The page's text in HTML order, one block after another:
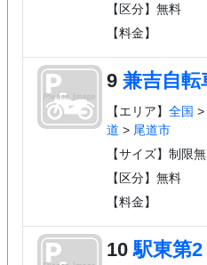
【区分】無料
【料金】
9 兼吉自転
【エリア】 全国 >
道 > 尾道市
【サイズ】制限無
【区分】無料
【料金】
10駅東第2